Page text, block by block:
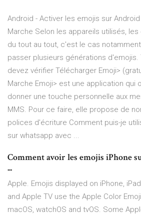
Android - Activer les emojis sur
Marche Selon les appareils utilisés,
du tout au tout, c'est le cas
passer plusieurs générations d'emojis.
devez vérifier Télécharger Emoji>
Marche Emoji> est une application qui
donner une touche personnelle aux
MMS. Pour ce faire, elle propose de
polices d'écriture Comment puis-je
sur whatsapp avec ...
Comment avoir les emojis iPhone
...
Apple. Emojis displayed on iPhone,
and Apple TV use the Apple Color
macOS, watchOS and tvOS. Some